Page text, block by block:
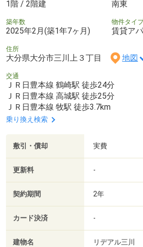
1階 / 2階建 南東
築年数
2025年2月(築1年7ヶ月)
物件タイ
賃貸ア
住所
大分県大分市三川上３丁目 地図
交通
ＪＲ日豊本線 鶴崎駅 徒歩24分
ＪＲ日豊本線 高城駅 徒歩25分
ＪＲ日豊本線 牧駅 徒歩3.7km
乗り換え検索
敷引・償却 実費
更新料 -
契約期間 2年
カード決済 -
建物名 リデアル三川